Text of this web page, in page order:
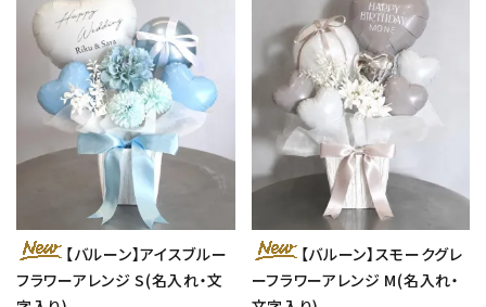
【バルーン】アイスブルー
フラワーアレンジ S(名入れ・文
【バルーン】スモークグレ
ーフラワーアレンジ M(名入れ・